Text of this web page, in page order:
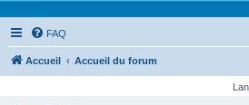
FAQ
Accueil Accueil du forum